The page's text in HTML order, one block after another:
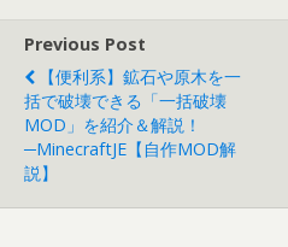
Previous Post
【便利系】鉱石や原木を一
括で破壊できる「一括破壊
MOD」を紹介＆解説！
─MinecraftJE【自作MOD解
説】